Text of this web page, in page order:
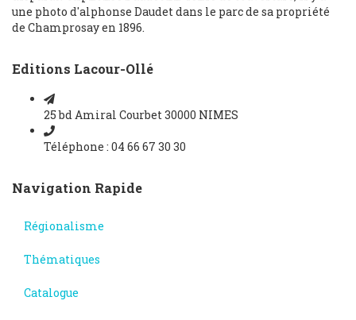
une photo d'alphonse Daudet dans le parc de sa propriété
de Champrosay en 1896.
Editions Lacour-Ollé
25 bd Amiral Courbet 30000 NIMES
Téléphone : 04 66 67 30 30
Navigation Rapide
Régionalisme
Thématiques
Catalogue